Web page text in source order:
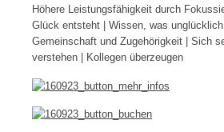
Höhere Leistungsfähigkeit durch
Glück entsteht | Wissen, was unglücklich
Gemeinschaft und Zugehörigkeit | Sich
verstehen | Kollegen überzeugen